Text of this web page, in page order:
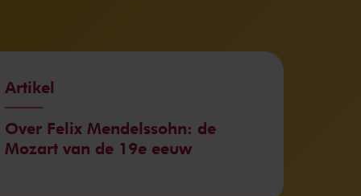
Artikel
Over Felix Mendelssohn: de
Mozart van de 19e eeuw